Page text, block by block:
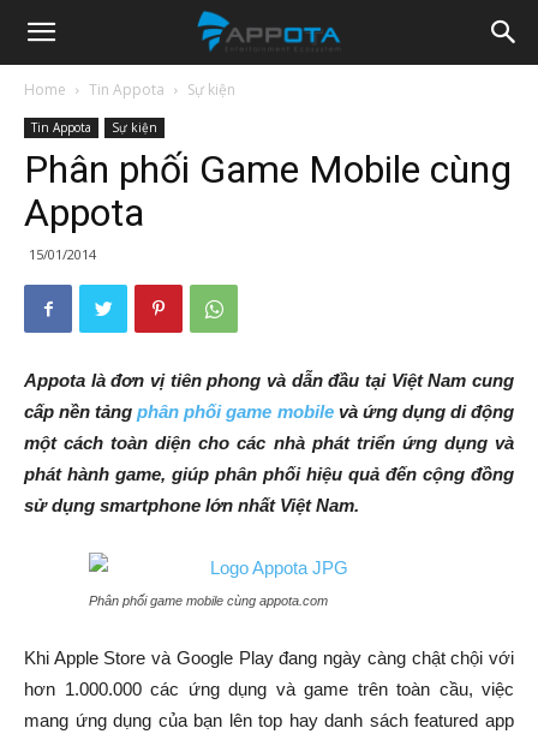
Appota
News
Home Tin Appota Sự kiện
Tin Appota Sự kiện
Phân phối Game Mobile cùng
Appota
15/01/2014
Appota là đơn vị tiên phong và dẫn đầu tại Việt Nam cung
cấp nền tảngphân phối game mobilevà ứng dụng di động
một cách toàn diện cho các nhà phát triển ứng dụng và
phát hành game, giúp phân phối hiệu quả đến cộng đồng
sử dụng smartphone lớn nhất Việt Nam.
Phân phối game mobile cùng appota.com
Khi Apple Store và Google Play đang ngày càng chật chội với
hơn 1.000.000 các ứng dụng và game trên toàn cầu, việc
mang ứng dụng của bạn lên top hay danh sách featured app